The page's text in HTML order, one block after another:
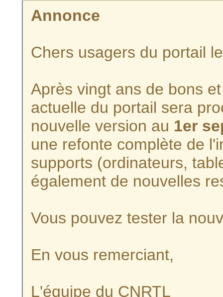
Annonce
Chers usagers du portail
Après vingt ans de bons
actuelle du portail sera
nouvelle version au 1er
une refonte complète de
supports (ordinateurs,
également de nouvelles
Vous pouvez tester la
En vous remerciant,
L'équipe du CNRTL